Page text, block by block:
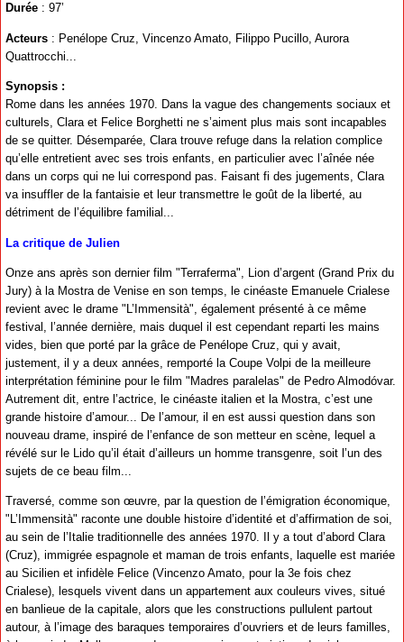
Durée : 97’
Acteurs : Penélope Cruz, Vincenzo Amato, Filippo Pucillo, Aurora
Quattrocchi...
Synopsis :
Rome dans les années 1970. Dans la vague des changements sociaux et
culturels, Clara et Felice Borghetti ne s’aiment plus mais sont incapables
de se quitter. Désemparée, Clara trouve refuge dans la relation complice
qu’elle entretient avec ses trois enfants, en particulier avec l’aînée née
dans un corps qui ne lui correspond pas. Faisant fi des jugements, Clara
va insuffler de la fantaisie et leur transmettre le goût de la liberté, au
détriment de l’équilibre familial...
La critique de Julien
Onze ans après son dernier film "Terraferma", Lion d’argent (Grand Prix du
Jury) à la Mostra de Venise en son temps, le cinéaste Emanuele Crialese
revient avec le drame "L’Immensità", également présenté à ce même
festival, l’année dernière, mais duquel il est cependant reparti les mains
vides, bien que porté par la grâce de Penélope Cruz, qui y avait,
justement, il y a deux années, remporté la Coupe Volpi de la meilleure
interprétation féminine pour le film "Madres paralelas" de Pedro Almodóvar.
Autrement dit, entre l’actrice, le cinéaste italien et la Mostra, c’est une
grande histoire d’amour... De l’amour, il en est aussi question dans son
nouveau drame, inspiré de l’enfance de son metteur en scène, lequel a
révélé sur le Lido qu’il était d’ailleurs un homme transgenre, soit l’un des
sujets de ce beau film...
Traversé, comme son œuvre, par la question de l’émigration économique,
"L’Immensità" raconte une double histoire d’identité et d’affirmation de soi,
au sein de l’Italie traditionnelle des années 1970. Il y a tout d’abord Clara
(Cruz), immigrée espagnole et maman de trois enfants, laquelle est mariée
au Sicilien et infidèle Felice (Vincenzo Amato, pour la 3e fois chez
Crialese), lesquels vivent dans un appartement aux couleurs vives, situé
en banlieue de la capitale, alors que les constructions pullulent partout
autour, à l’image des baraques temporaires d’ouvriers et de leurs familles,